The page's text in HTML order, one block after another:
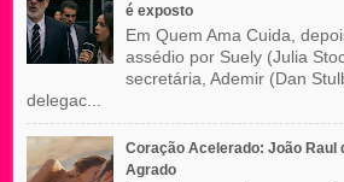
é exposto
Em Quem Ama Cuida,
assédio por Suely (Julia
secretária, Ademir (Dan
delegac...
Coração Acelerado: João Raul
Agrado